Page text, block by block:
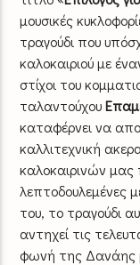
μουσικές
τραγούδι που
καλοκαιριού με
στίχοι του
ταλαντούχου
καταφέρνει να
καλλιτεχνική
καλοκαιρινών
λεπτοδουλεμένες
του, το τραγούδι
αντηχεί τις
φωνή της Δανάης